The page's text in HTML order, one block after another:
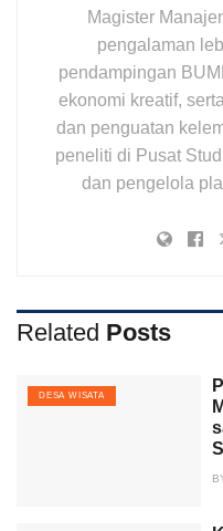
Magister
pengalaman
pendampingan
ekonomi kreatif,
dan penguatan
peneliti di Pusat
dan pengelola
Related Posts
DESA WISATA